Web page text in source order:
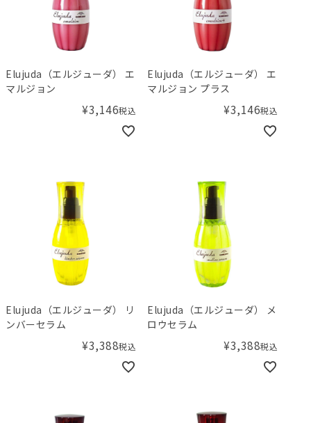
Elujuda（エルジューダ） エ
マルジョン
¥3,146税込
Elujuda（エルジューダ） エ
マルジョン プラス
¥3,146税込
Elujuda（エルジューダ） リ
ンバーセラム
¥3,388税込
Elujuda（エルジューダ） メ
ロウセラム
¥3,388税込